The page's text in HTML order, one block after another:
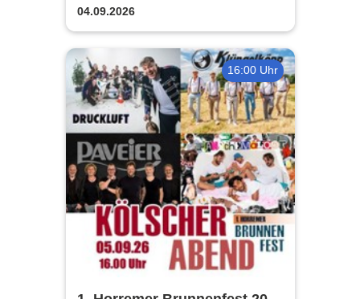
Ernährung
04.09.2026
16:00 Uhr